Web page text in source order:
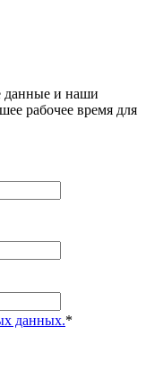
данные и наши
рабочее время для
данных.*